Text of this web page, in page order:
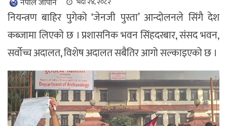
नेपाल जापान
नियन्त्रण बाहिर पुगेको ‘जेनजी पुस्ता’ आन्दोलनले सिंगै देश
कब्जामा लिएको छ । प्रशासनिक भवन सिंहदरबार, संसद भवन,
सर्वोच्च अदालत, विशेष अदालत सबैतिर आगो सल्काइएको छ ।